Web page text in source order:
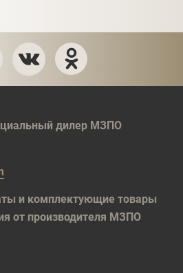
дилер МЗПО
и комплектующие товары
от производителя МЗПО